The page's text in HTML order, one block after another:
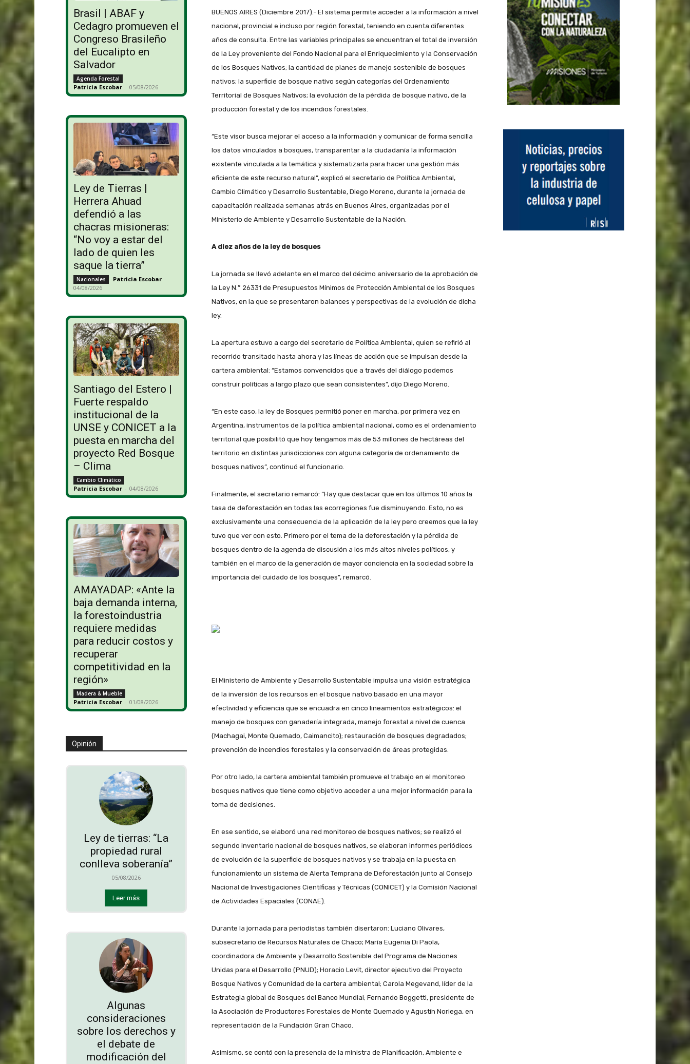
Brasil | ABAF y
Cedagro promueven el
Congreso Brasileño
del Eucalipto en
Salvador
Agenda Forestal
Patricia Escobar - 05/08/2026
Ley de Tierras |
Herrera Ahuad
defendió a las
chacras misioneras:
“No voy a estar del
lado de quien les
saque la tierra”
Nacionales Patricia Escobar -
04/08/2026
Santiago del Estero |
Fuerte respaldo
institucional de la
UNSE y CONICET a la
puesta en marcha del
proyecto Red Bosque
– Clima
Cambio Climático
Patricia Escobar - 04/08/2026
AMAYADAP: «Ante la
baja demanda interna,
la forestoindustria
requiere medidas
para reducir costos y
recuperar
competitividad en la
región»
Madera & Mueble
Patricia Escobar - 01/08/2026
Opinión
Ley de tierras: “La
propiedad rural
conlleva soberanía”
05/08/2026
Leer más
Algunas
consideraciones
sobre los derechos y
el debate de
modificación del
BUENOS AIRES (Diciembre 2017).- El sistema permite acceder a la información a nivel
nacional, provincial e incluso por región forestal, teniendo en cuenta diferentes
años de consulta. Entre las variables principales se encuentran el total de inversión
de la Ley proveniente del Fondo Nacional para el Enriquecimiento y la Conservación
de los Bosques Nativos; la cantidad de planes de manejo sostenible de bosques
nativos; la superficie de bosque nativo según categorías del Ordenamiento
Territorial de Bosques Nativos; la evolución de la pérdida de bosque nativo, de la
producción forestal y de los incendios forestales.
“Este visor busca mejorar el acceso a la información y comunicar de forma sencilla
los datos vinculados a bosques, transparentar a la ciudadanía la información
existente vinculada a la temática y sistematizarla para hacer una gestión más
eficiente de este recurso natural”, explicó el secretario de Política Ambiental,
Cambio Climático y Desarrollo Sustentable, Diego Moreno, durante la jornada de
capacitación realizada semanas atrás en Buenos Aires, organizadas por el
Ministerio de Ambiente y Desarrollo Sustentable de la Nación.
A diez años de la ley de bosques
La jornada se llevó adelante en el marco del décimo aniversario de la aprobación de
la Ley N.° 26331 de Presupuestos Mínimos de Protección Ambiental de los Bosques
Nativos, en la que se presentaron balances y perspectivas de la evolución de dicha
ley.
La apertura estuvo a cargo del secretario de Política Ambiental, quien se refirió al
recorrido transitado hasta ahora y las líneas de acción que se impulsan desde la
cartera ambiental: “Estamos convencidos que a través del diálogo podemos
construir políticas a largo plazo que sean consistentes”, dijo Diego Moreno.
“En este caso, la ley de Bosques permitió poner en marcha, por primera vez en
Argentina, instrumentos de la política ambiental nacional, como es el ordenamiento
territorial que posibilitó que hoy tengamos más de 53 millones de hectáreas del
territorio en distintas jurisdicciones con alguna categoría de ordenamiento de
bosques nativos”, continuó el funcionario.
Finalmente, el secretario remarcó: “Hay que destacar que en los últimos 10 años la
tasa de deforestación en todas las ecorregiones fue disminuyendo. Esto, no es
exclusivamente una consecuencia de la aplicación de la ley pero creemos que la ley
tuvo que ver con esto. Primero por el tema de la deforestación y la pérdida de
bosques dentro de la agenda de discusión a los más altos niveles políticos, y
también en el marco de la generación de mayor conciencia en la sociedad sobre la
importancia del cuidado de los bosques”, remarcó.
El Ministerio de Ambiente y Desarrollo Sustentable impulsa una visión estratégica
de la inversión de los recursos en el bosque nativo basado en una mayor
efectividad y eficiencia que se encuadra en cinco lineamientos estratégicos: el
manejo de bosques con ganadería integrada, manejo forestal a nivel de cuenca
(Machagai, Monte Quemado, Caimancito); restauración de bosques degradados;
prevención de incendios forestales y la conservación de áreas protegidas.
Por otro lado, la cartera ambiental también promueve el trabajo en el monitoreo
bosques nativos que tiene como objetivo acceder a una mejor información para la
toma de decisiones.
En ese sentido, se elaboró una red monitoreo de bosques nativos; se realizó el
segundo inventario nacional de bosques nativos, se elaboran informes periódicos
de evolución de la superficie de bosques nativos y se trabaja en la puesta en
funcionamiento un sistema de Alerta Temprana de Deforestación junto al Consejo
Nacional de Investigaciones Científicas y Técnicas (CONICET) y la Comisión Nacional
de Actividades Espaciales (CONAE).
Durante la jornada para periodistas también disertaron: Luciano Olivares,
subsecretario de Recursos Naturales de Chaco; María Eugenia Di Paola,
coordinadora de Ambiente y Desarrollo Sostenible del Programa de Naciones
Unidas para el Desarrollo (PNUD); Horacio Levit, director ejecutivo del Proyecto
Bosque Nativos y Comunidad de la cartera ambiental; Carola Megevand, líder de la
Estrategia global de Bosques del Banco Mundial; Fernando Boggetti, presidente de
la Asociación de Productores Forestales de Monte Quemado y Agustín Noriega, en
representación de la Fundación Gran Chaco.
Asimismo, se contó con la presencia de la ministra de Planificación, Ambiente e